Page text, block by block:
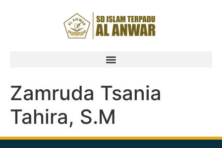
Zamruda Tsania
Tahira, S.M